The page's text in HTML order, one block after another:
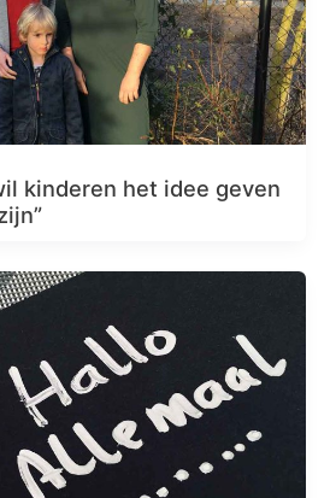
kinderen het idee geven